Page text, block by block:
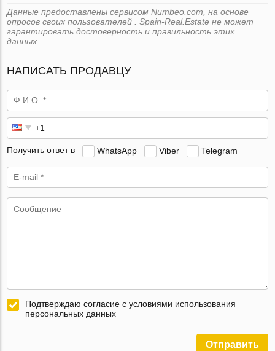
Данные предоставлены сервисом Numbeo.com, на основе
опросов своих пользователей . Spain-Real.Estate не может
гарантировать достоверность и правильность этих
данных.
НАПИСАТЬ ПРОДАВЦУ
Получить ответ в WhatsApp Viber Telegram
Подтверждаю согласие с условиями использования
персональных данных
Отправить